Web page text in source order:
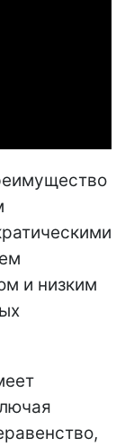
и низким